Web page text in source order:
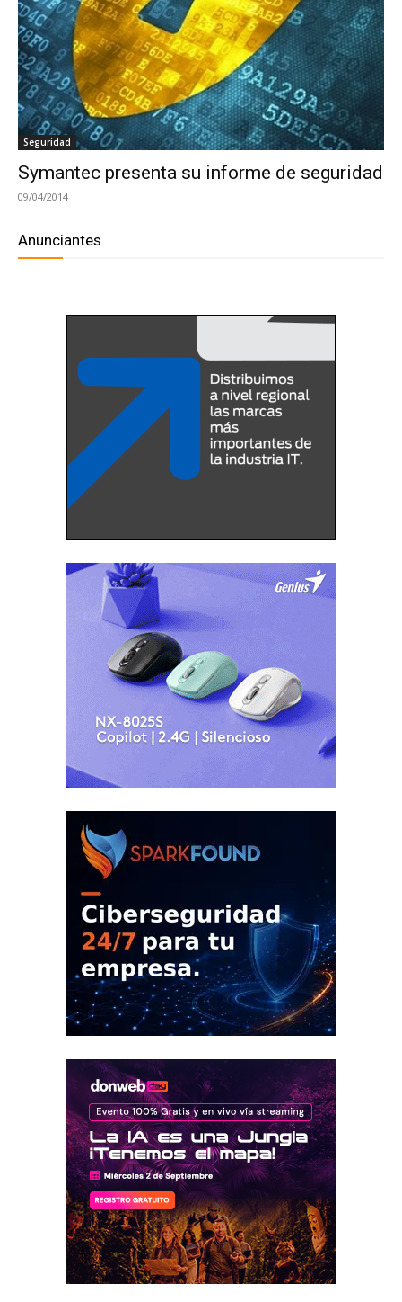
Seguridad
Symantec presenta su informe de seguridad
09/04/2014
Anunciantes